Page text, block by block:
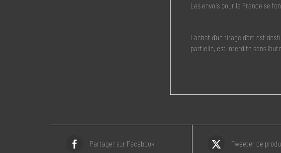
Les envois pour la France se
L’achat d’un tirage d’art est
partielle, est interdite sans
Partager sur Facebook Tweeter ce